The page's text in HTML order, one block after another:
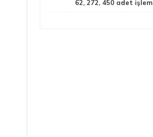
62, 272, 450 adet işlem